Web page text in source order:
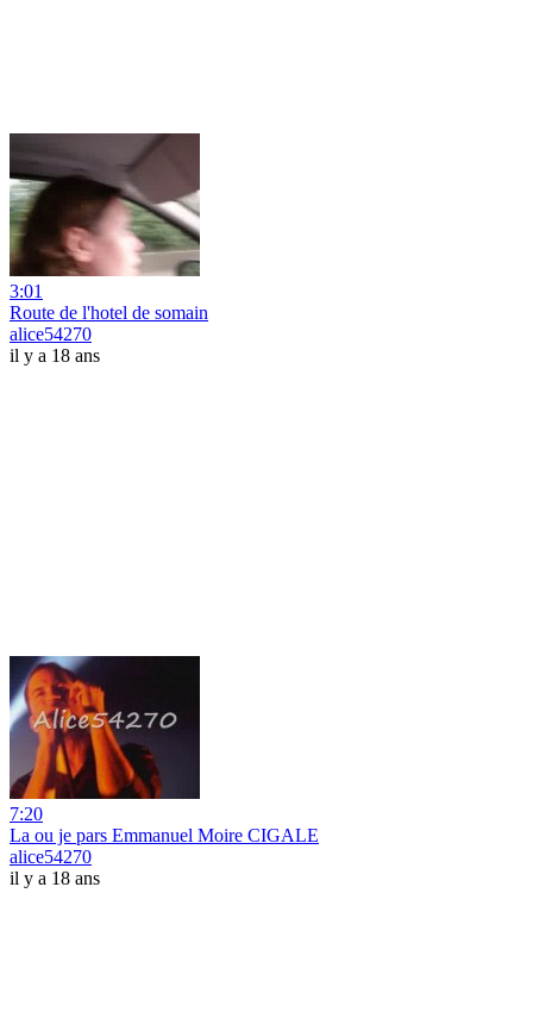
3:01
Route de l'hotel de somain
alice54270
il y a 18 ans
7:20
La ou je pars Emmanuel Moire CIGALE
alice54270
il y a 18 ans